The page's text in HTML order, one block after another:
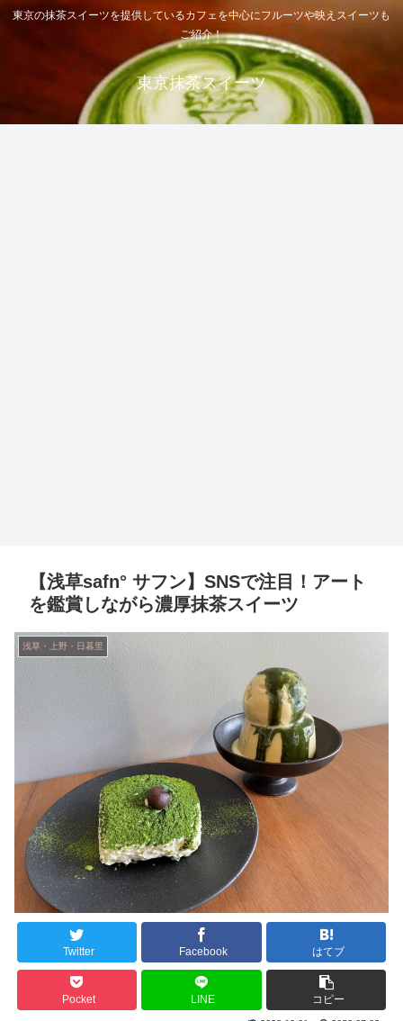
東京の抹茶スイーツを提供しているカフェを中心にフルーツや映えスイーツも
ご紹介！
東京抹茶スイーツ
【浅草safn° サフン】SNSで注目！アート
を鑑賞しながら濃厚抹茶スイーツ
浅草・上野・日暮里
Twitter Facebook はてブ
Pocket LINE コピー